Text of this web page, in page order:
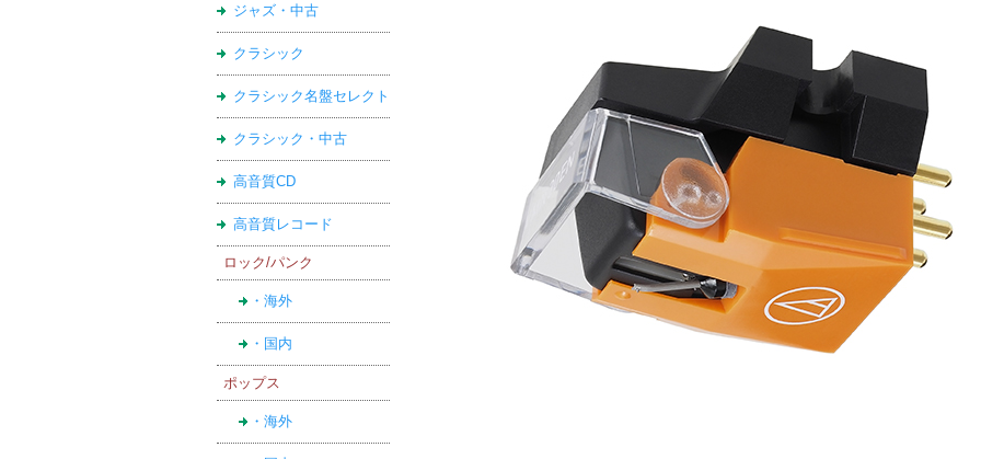
ジャズ・中古
クラシック
クラシック名盤セレクト
クラシック・中古
高音質CD
高音質レコード
ロック/パンク
・海外
・国内
ポップス
・海外